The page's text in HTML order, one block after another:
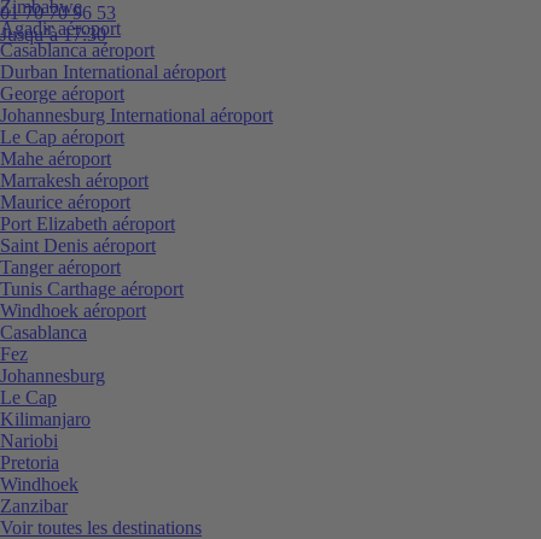
01 70 70 96 53
Jusqu’à 17:30
Zimbabwe
Agadir aéroport
Casablanca aéroport
Durban International aéroport
George aéroport
Johannesburg International aéroport
Le Cap aéroport
Mahe aéroport
Marrakesh aéroport
Maurice aéroport
Port Elizabeth aéroport
Saint Denis aéroport
Tanger aéroport
Tunis Carthage aéroport
Windhoek aéroport
Casablanca
Fez
Johannesburg
Le Cap
Kilimanjaro
Nariobi
Pretoria
Windhoek
Zanzibar
Voir toutes les destinations